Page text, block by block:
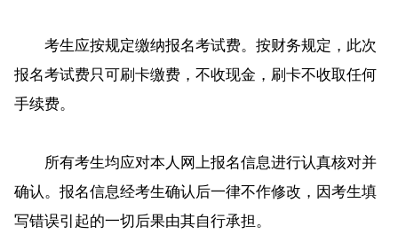
考生应按规定缴纳报名考试费。按财务规定，此次
报名考试费只可刷卡缴费，不收现金，刷卡不收取任何
手续费。
所有考生均应对本人网上报名信息进行认真核对并
确认。报名信息经考生确认后一律不作修改，因考生填
写错误引起的一切后果由其自行承担。